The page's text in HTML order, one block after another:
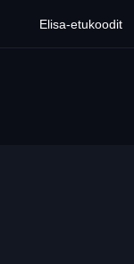
Elisa-etukoodit